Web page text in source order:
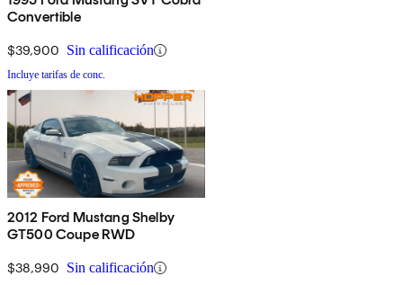
Convertible
$39,900 Sin calificación
Incluye tarifas de conc.
2012 Ford Mustang Shelby
GT500 Coupe RWD
$38,990 Sin calificación